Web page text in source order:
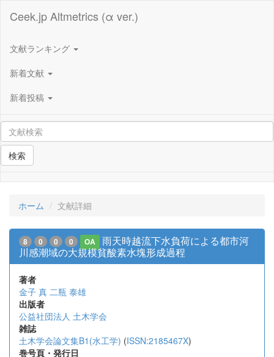
Ceek.jp Altmetrics (α ver.)
文献ランキング
新着文献
新着投稿
検索
ホーム 文献詳細
8 0 0 0 OA
雨天時越流下水負荷による都市河
川感潮域の大規模貧酸素水塊形成過程
著者
金子 真 二瓶 泰雄
出版者
公益社団法人 土木学会
雑誌
土木学会論文集B1(水工学) (ISSN:2185467X)
巻号頁・発行日